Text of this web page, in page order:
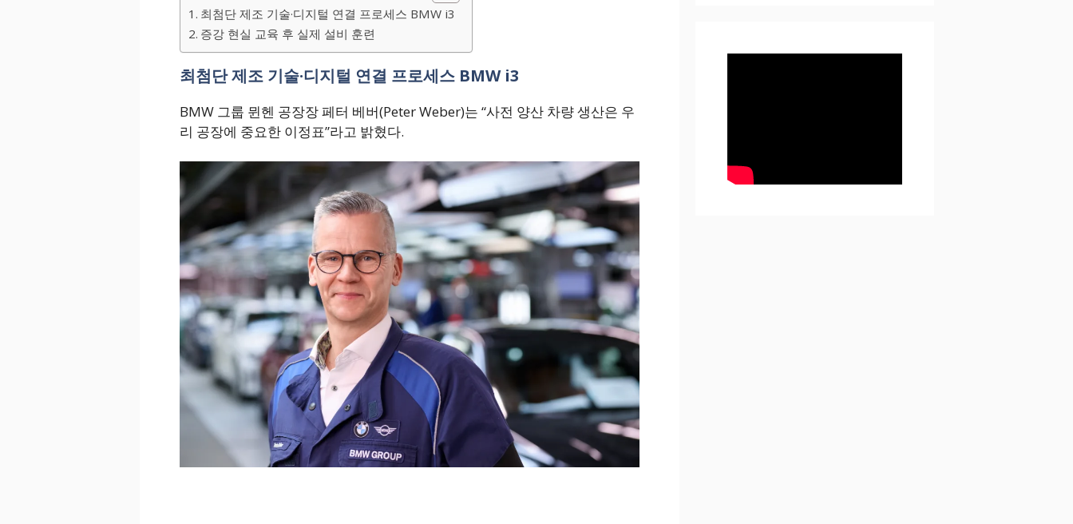
최첨단 제조 기술·디지털 연결 프로세스 BMW i3
증강 현실 교육 후 실제 설비 훈련
최첨단 제조 기술·디지털 연결 프로세스 BMW i3
BMW 그룹 뮌헨 공장장 페터 베버(Peter Weber)는 “사전 양산 차량 생산은 우
리 공장에 중요한 이정표”라고 밝혔다.